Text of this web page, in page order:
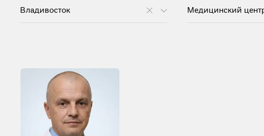
Владивосток Медицинский